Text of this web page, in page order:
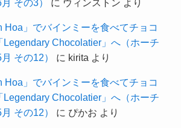
その3）
に ウィンストン より
Hoa」でバインミーを食べてチョコ
Legendary Chocolatier」へ（ホーチ
その12）
に kirita より
Hoa」でバインミーを食べてチョコ
Legendary Chocolatier」へ（ホーチ
その12）
に ぴかお より